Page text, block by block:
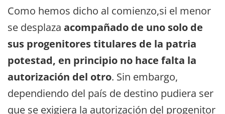
Como hemos dicho al comienzo,si el menor
se desplaza acompañado de uno solo de
sus progenitores titulares de la patria
potestad, en principio no hace falta la
autorización del otro. Sin embargo,
dependiendo del país de destino pudiera ser
que se exigiera la autorización del progenitor